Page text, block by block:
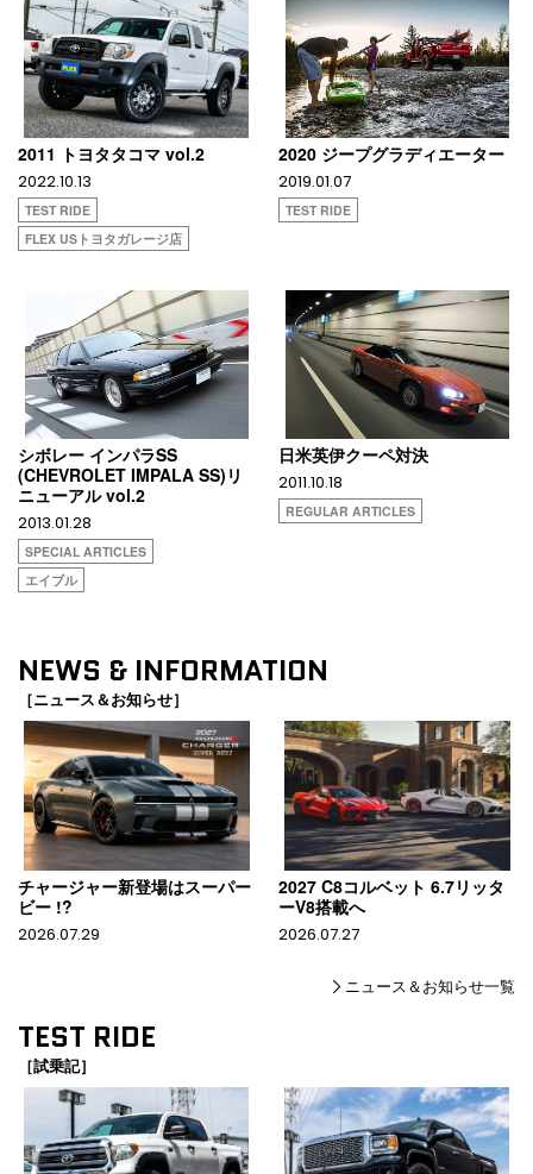
2011 トヨタタコマ vol.2
2022.10.13
TEST RIDE
FLEX USトヨタガレージ店
2020 ジープグラディエーター
2019.01.07
TEST RIDE
シボレー インパラSS
(CHEVROLET IMPALA SS)リ
ニューアル vol.2
2013.01.28
SPECIAL ARTICLES
エイブル
日米英伊クーペ対決
2011.10.18
REGULAR ARTICLES
NEWS & INFORMATION
［ニュース＆お知らせ］
チャージャー新登場はスーパー
ビー !?
2026.07.29
2027 C8コルベット 6.7リッタ
ーV8搭載へ
2026.07.27
ニュース＆お知らせ一覧
TEST RIDE
［試乗記］